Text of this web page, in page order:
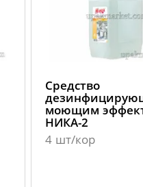
Средство
моющим
НИКА-2
4 шт/кор